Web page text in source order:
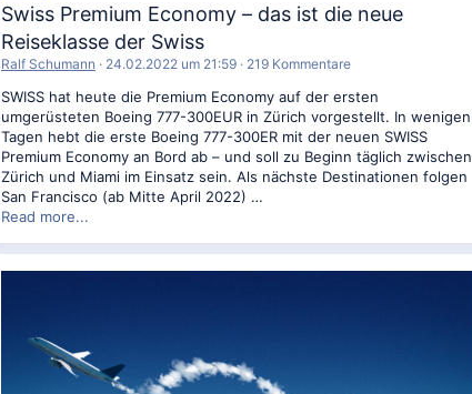
Swiss Premium Economy – das ist die neue
Reiseklasse der Swiss
Ralf Schumann 24.02.2022 um 21:59 219 Kommentare
SWISS hat heute die Premium Economy auf der ersten
umgerüsteten Boeing 777-300EUR in Zürich vorgestellt. In wenigen
Tagen hebt die erste Boeing 777-300ER mit der neuen SWISS
Premium Economy an Bord ab – und soll zu Beginn täglich zwischen
Zürich und Miami im Einsatz sein. Als nächste Destinationen folgen
San Francisco (ab Mitte April 2022) …
Read more...